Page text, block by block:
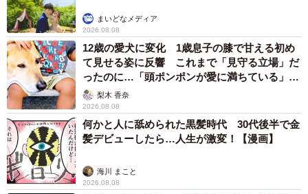
まいどなメディア
2026.08.08
12歳の愛犬に変化 1歳息子の膝で甘える初め
て見せる姿に反響 これまで「見守る立場」だ
ったのに…「頭ポンポンが愛に満ちている」
「尊…」
梨木 香奈
2026.08.08
何かと人に舐められた黒髪時代 30代後半で金
髪デビューしたら…人生が激変！【漫画】
海川 まこと
2026.08.08